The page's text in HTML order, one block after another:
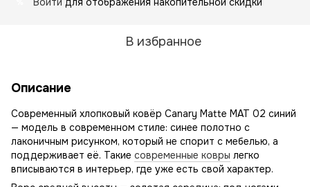
В избранное
Описание
Современный хлопковый ковёр Canary Matte MAT 02 синий
— модель в современном стиле: синее полотно с
лаконичным рисунком, который не спорит с мебелью, а
поддерживает её. Такие современные ковры легко
вписываются в интерьер, где уже есть свой характер.